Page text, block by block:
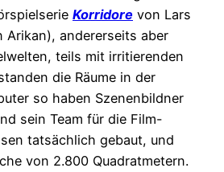
Korridore von Lars
Arikan), andererseits aber
teils mit irritierenden
die Räume in der
so haben Szenenbildner
sein Team für die Film-
tatsächlich gebaut, und
von 2.800 Quadratmetern.